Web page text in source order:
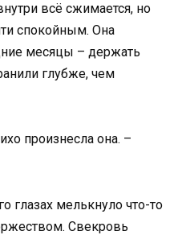
всё сжимается, но
спокойным. Она
месяцы – держать
глубже, чем
произнесла она. –
глазах мелькнуло что-то
Свекровь